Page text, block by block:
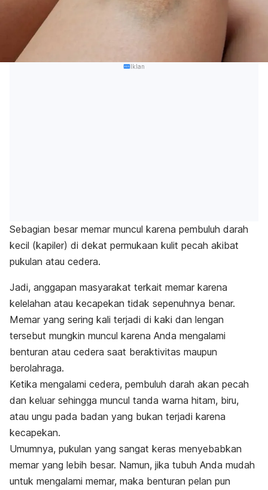
Iklan
Sebagian besar memar muncul karena pembuluh darah
kecil (kapiler) di dekat permukaan kulit pecah akibat
pukulan atau cedera.
Jadi, anggapan masyarakat terkait memar karena
kelelahan atau kecapekan tidak sepenuhnya benar.
Memar yang sering kali terjadi di kaki dan lengan
tersebut mungkin muncul karena Anda mengalami
benturan atau cedera saat beraktivitas maupun
berolahraga.
Ketika mengalami cedera, pembuluh darah akan pecah
dan keluar sehingga muncul tanda warna hitam, biru,
atau ungu pada badan yang bukan terjadi karena
kecapekan.
Umumnya, pukulan yang sangat keras menyebabkan
memar yang lebih besar. Namun, jika tubuh Anda mudah
untuk mengalami memar, maka benturan pelan pun